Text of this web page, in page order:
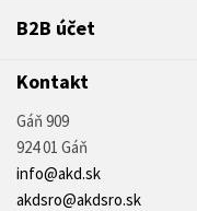
B2B účet
Kontakt
Gáň 909
924 01 Gáň
info@akd.sk
akdsro@akdsro.sk